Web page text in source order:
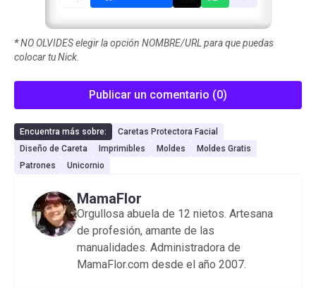
*NO OLVIDES elegir la opción NOMBRE/URL para que puedas
colocar tu Nick.
Publicar un comentario (0)
Encuentra más sobre:
Caretas Protectora Facial
Diseño de Careta
Imprimibles Moldes
Moldes Gratis
Patrones
Unicornio
MamaFlor
Orgullosa abuela de 12 nietos. Artesana
de profesión, amante de las
manualidades. Administradora de
MamaFlor.com desde el año 2007.